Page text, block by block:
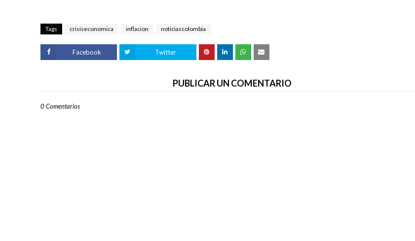
Tags crisiseconomica inflacion noticiascolombia
Facebook Twitter
PUBLICAR UN COMENTARIO
0 Comentarios